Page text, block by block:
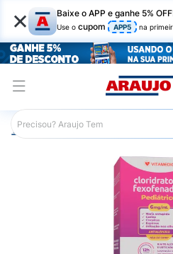
× Baixe o APP e ganhe 5%
Use o cupom APP5 na
Araujo Medicamentos